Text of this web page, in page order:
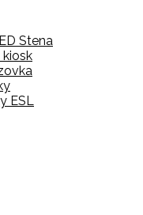
Stena
ESL